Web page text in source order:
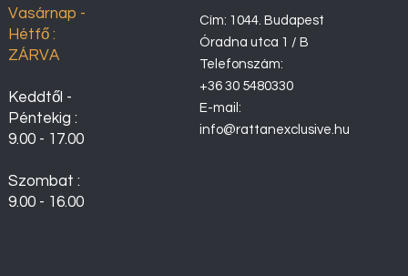
Vasárnap -
Hétfő :
ZÁRVA
Keddtől -
Péntekig :
9.00 - 17.00
Szombat :
9.00 - 16.00
Cím: 1044. Budapest
Óradna utca 1 / B
Telefonszám:
+36 30 5480330
E-mail:
info@rattanexclusive.hu